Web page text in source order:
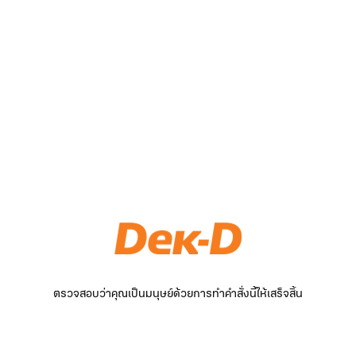
ตรวจสอบว่าคุณเป็นมนุษย์ด้วยการทำคำสั่งนี้ให้เสร็จสิ้น